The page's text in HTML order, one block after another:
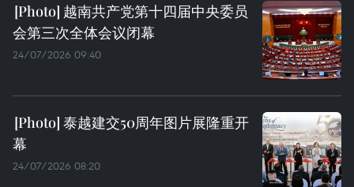
越南共产党第十四届中央委员
会第三次全体会议闭幕
24/07/2026 09:40
泰越建交50周年图片展隆重开
幕
24/07/2026 08:20